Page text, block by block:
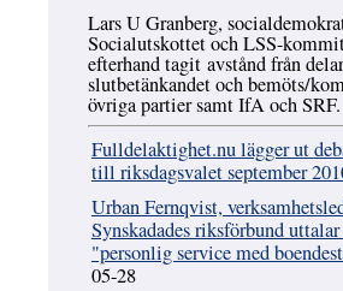
Lars U Granberg,
Socialutskottet och LSS-
efterhand tagit avstånd från
slutbetänkandet och bemöts/
övriga partier samt IfA och SRF.
Fulldelaktighet.nu lägger ut
till riksdagsvalet september
Urban Fernqvist,
Synskadades riksförbund
"personlig service med
05-28